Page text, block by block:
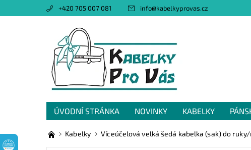
+420 705 007 081 info@kabelkyprovas.cz
ÚVODNÍ STRÁNKA NOVINKY KABELKY
OBCHODNÍ PODMÍNKY
GDPR NAPIŠTE NÁM
Kabelky Víceúčelová velká šedá kabelka (sak) do